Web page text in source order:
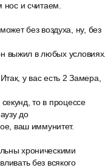
и считаем.
без воздуха, ну, без
выжил в любых условиях.
у вас есть 2 Замера,
то в процессе
до
ваш иммунитет.
хроническими
без всякого